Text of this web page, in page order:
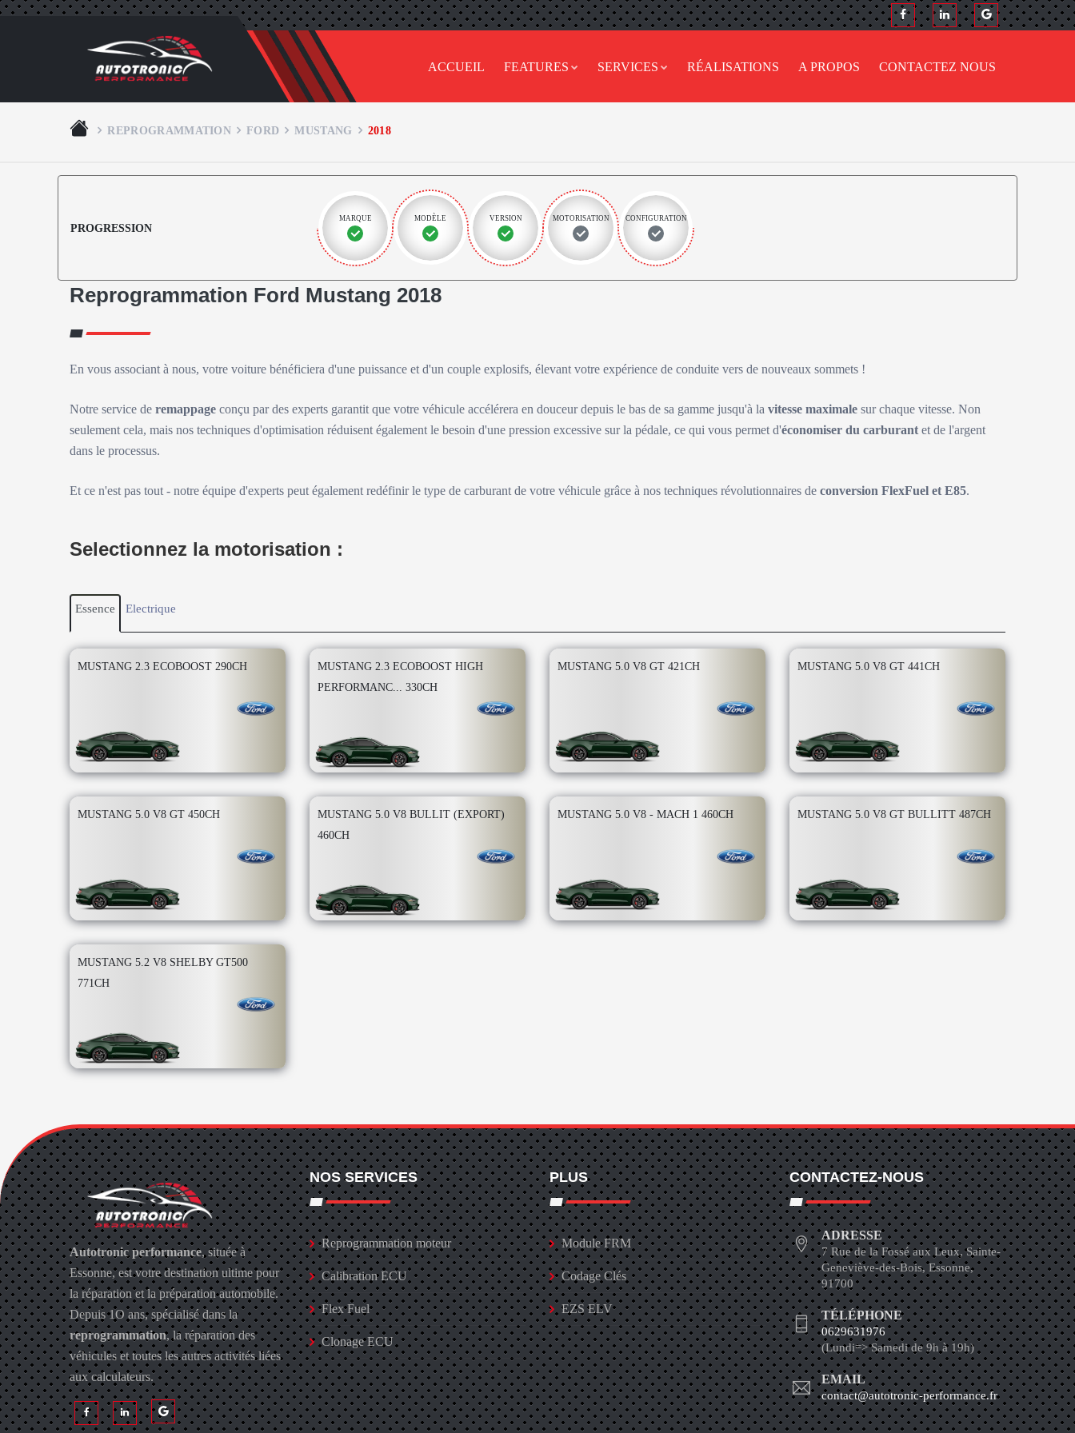
ACCUEIL FEATURES SERVICES RÉALISATIONS A PROPOS CONTACTEZ NOUS
REPROGRAMMATION FORD MUSTANG 2018
PROGRESSION
MARQUE MODÈLE VERSION MOTORISATION CONFIGURATION
Reprogrammation Ford Mustang 2018
En vous associant à nous, votre voiture bénéficiera d'une puissance et d'un couple explosifs, élevant votre expérience de conduite vers de nouveaux sommets !
Notre service de remappage conçu par des experts garantit que votre véhicule accélérera en douceur depuis le bas de sa gamme jusqu'à la vitesse maximale sur chaque vitesse. Non
seulement cela, mais nos techniques d'optimisation réduisent également le besoin d'une pression excessive sur la pédale, ce qui vous permet d'économiser du carburant et de l'argent
dans le processus.
Et ce n'est pas tout - notre équipe d'experts peut également redéfinir le type de carburant de votre véhicule grâce à nos techniques révolutionnaires de conversion FlexFuel et E85.
Selectionnez la motorisation :
Essence Electrique
MUSTANG 2.3 ECOBOOST 290CH
MUSTANG 2.3 ECOBOOST HIGH
PERFORMANC... 330CH
MUSTANG 5.0 V8 GT 421CH MUSTANG 5.0 V8 GT 441CH
MUSTANG 5.0 V8 GT 450CH
MUSTANG 5.0 V8 BULLIT (EXPORT)
460CH
MUSTANG 5.0 V8 - MACH 1 460CH MUSTANG 5.0 V8 GT BULLITT 487CH
MUSTANG 5.2 V8 SHELBY GT500
771CH
Autotronic performance, située à
Essonne, est votre destination ultime pour
la réparation et la préparation automobile.
Depuis 1O ans, spécialisé dans la
reprogrammation, la réparation des
véhicules et toutes les autres activités liées
aux calculateurs.
NOS SERVICES
Reprogrammation moteur
Calibration ECU
Flex Fuel
Clonage ECU
PLUS
Module FRM
Codage Clés
EZS ELV
CONTACTEZ-NOUS
ADRESSE
7 Rue de la Fossé aux Leux, Sainte-
Geneviève-des-Bois, Essonne,
91700
TÉLÉPHONE
0629631976
(Lundi=> Samedi de 9h à 19h)
EMAIL
contact@autotronic-performance.fr